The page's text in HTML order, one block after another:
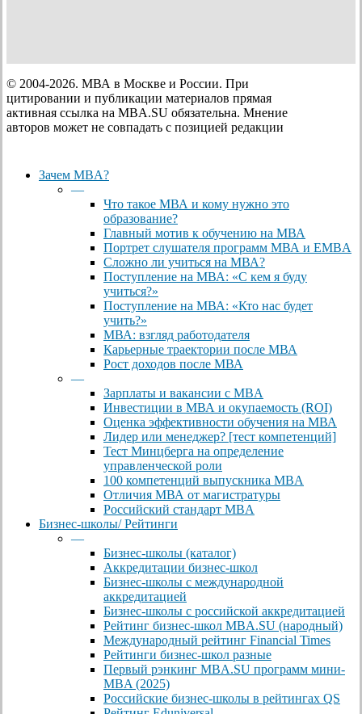
© 2004-2026. МВА в Москве и России. При
цитировании и публикации материалов прямая
активная ссылка на MBA.SU обязательна. Мнение
авторов может не совпадать с позицией редакции
Close
Зачем MBA?
—
Что такое МВА и кому нужно это
образование?
Главный мотив к обучению на МВА
Портрет слушателя программ МВА и EMBA
Сложно ли учиться на МВА?
Поступление на МВА: «С кем я буду
учиться?»
Поступление на МВА: «Кто нас будет
учить?»
МВА: взгляд работодателя
Карьерные траектории после МВА
Рост доходов после МВА
—
Зарплаты и вакансии с MBA
Инвестиции в МВА и окупаемость (ROI)
Оценка эффективности обучения на МВА
Лидер или менеджер? [тест компетенций]
Тест Минцберга на определение
управленческой роли
100 компетенций выпускника MBA
Отличия МВА от магистратуры
Российский стандарт MBA
Бизнес-школы/ Рейтинги
—
Бизнес-школы (каталог)
Аккредитации бизнес-школ
Бизнес-школы с международной
аккредитацией
Бизнес-школы с российской аккредитацией
Рейтинг бизнес-школ MBA.SU (народный)
Международный рейтинг Financial Times
Рейтинги бизнес-школ разные
Первый рэнкинг MBA.SU программ мини-
MBA (2025)
Российские бизнес-школы в рейтингах QS